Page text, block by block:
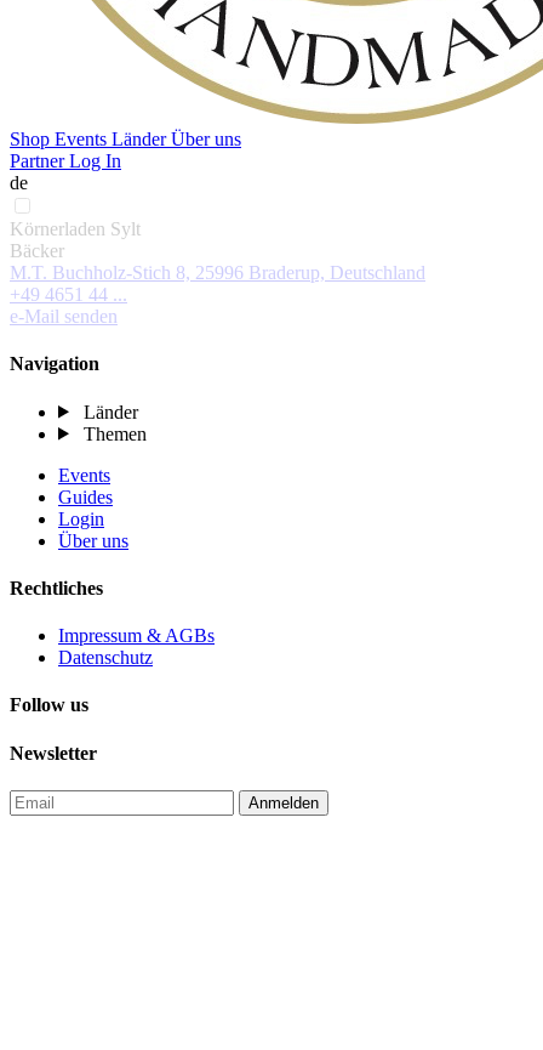
Shop Events LänderÜber uns
Partner Log In
de
Körnerladen Sylt
Bäcker
M.T. Buchholz-Stich 8, 25996 Braderup, Deutschland
+49 4651 44 ...
e-Mail senden
Navigation
Länder
Themen
Events
Guides
Login
Über uns
Rechtliches
Impressum & AGBs
Datenschutz
Follow us
Newsletter
Anmelden